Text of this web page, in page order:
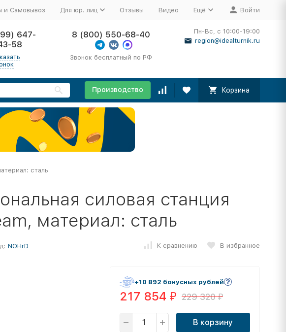
и Самовывоз Для юр. лиц Отзывы Видео Ещё Войти
647-
58
8 (800) 550-68-40
Звонок бесплатный по РФ
Пн-Вс, с 10:00-19:00
region@idealturnik.ru
Производство Корзина
сталь
силовая станция
материал: сталь
NOHrD К сравнению В избранное
+10 892 бонусных рублей
217 854 ₽ 229 320₽
В корзину